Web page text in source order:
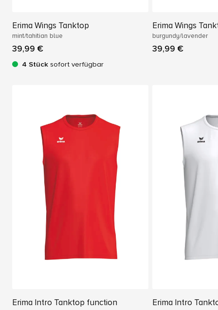
Erima Wings Tanktop
mint/tahitian blue
39,99 €
4 Stück sofort verfügbar
Erima Wings
burgundy/lavender
39,99 €
Erima Intro Tanktop function Erima Intro